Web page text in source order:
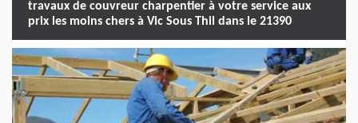
travaux de couvreur charpentier à votre service aux
prix les moins chers à Vic Sous Thil dans le 21390